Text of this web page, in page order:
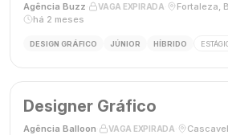
Agência Buzz VAGA EXPIRADA Fortaleza,
há 2 meses
DESIGN GRÁFICO JÚNIOR HÍBRIDO
Designer Gráfico
Agência Balloon VAGA EXPIRADA